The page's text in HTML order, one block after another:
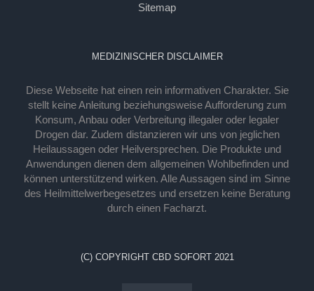
Sitemap
MEDIZINISCHER DISCLAIMER
Diese Webseite hat einen rein informativen Charakter. Sie
stellt keine Anleitung beziehungsweise Aufforderung zum
Konsum, Anbau oder Verbreitung illegaler oder legaler
Drogen dar. Zudem distanzieren wir uns von jeglichen
Heilaussagen oder Heilversprechen. Die Produkte und
Anwendungen dienen dem allgemeinen Wohlbefinden und
können unterstützend wirken. Alle Aussagen sind im Sinne
des Heilmittelwerbegesetzes und ersetzen keine Beratung
durch einen Facharzt.
(C) COPYRIGHT CBD SOFORT 2021